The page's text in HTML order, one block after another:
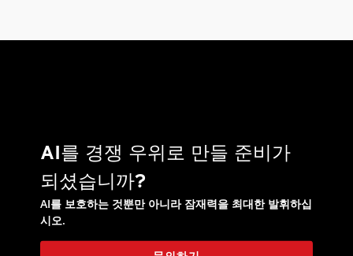
AI를 경쟁 우위로 만들 준비가
되셨습니까?
AI를 보호하는 것뿐만 아니라 잠재력을 최대한 발휘하십
시오.